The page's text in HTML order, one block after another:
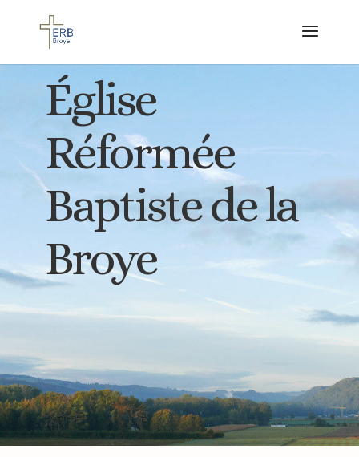
Église
Réformée
Baptiste de la
Broye